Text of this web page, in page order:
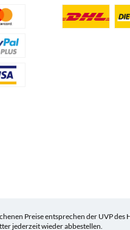
Preise entsprechen der UVP des
jederzeit wieder abbestellen.